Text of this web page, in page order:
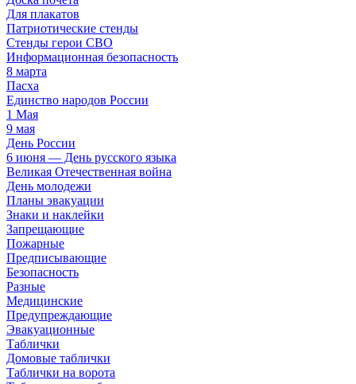
Для плакатов
Патриотические стенды
Стенды герои СВО
Информационная безопасность
8 марта
Пасха
Единство народов России
1 Мая
9 мая
День России
6 июня — День русского языка
Великая Отечественная война
День молодежи
Планы эвакуации
Знаки и наклейки
Запрещающие
Пожарные
Предписывающие
Безопасность
Разные
Медицинские
Предупреждающие
Эвакуационные
Таблички
Домовые таблички
Таблички на ворота